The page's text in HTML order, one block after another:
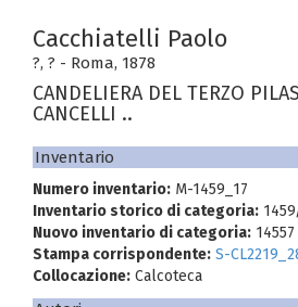
Cacchiatelli Paolo
?, ? - Roma, 1878
CANDELIERA DEL TERZO
CANCELLI ..
Inventario
Numero inventario: M-1459_17
Inventario storico di categoria:
Nuovo inventario di categoria: 14557
Stampa corrispondente: S-
Collocazione: Calcoteca